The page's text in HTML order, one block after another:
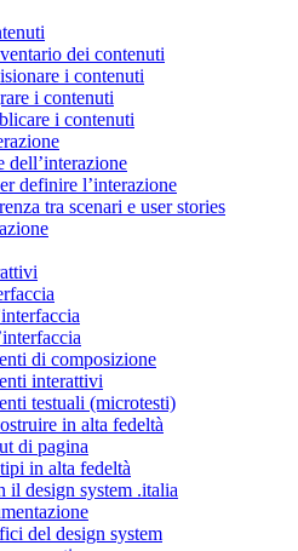
dei contenuti
i contenuti
i contenuti
i contenuti
dell’interazione
definire l’interazione
tra scenari e user stories
di composizione
interattivi
testuali (microtesti)
in alta fedeltà
di pagina
in alta fedeltà
il design system .italia
del design system